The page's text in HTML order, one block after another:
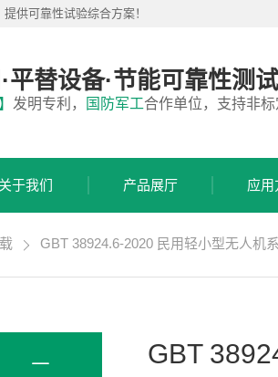
供可靠性试验综合方案！
平替设备·节能可靠性测
发明专利， 国防军工合作单位，支持非标
关于我们 产品展厅 应用
GBT 38924.6-2020 民用轻小型无人机
GBT